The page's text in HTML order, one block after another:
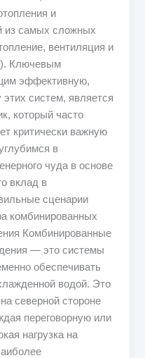
и
из самых сложных
вентиляция и
Ключевым
эффективную,
систем, является
который часто
критически важную
в
чуда в основе
вклад в
сценарии
комбинированных
Комбинированные
— это системы
обеспечивать
водой. Это
северной стороне
переговорную или
нагрузка на